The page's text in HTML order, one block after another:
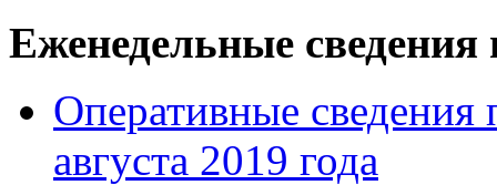
Еженедельные
Оперативные
августа 2019 года